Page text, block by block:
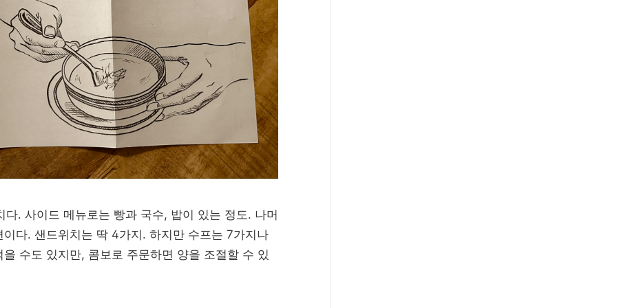
. 사이드 메뉴로는 빵과 국수, 밥이 있는 정도. 나머
다. 샌드위치는 딱 4가지. 하지만 수프는 7가지나
수도 있지만, 콤보로 주문하면 양을 조절할 수 있